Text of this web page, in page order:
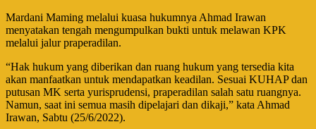
Mardani Maming melalui kuasa hukumnya Ahmad Irawan
menyatakan tengah mengumpulkan bukti untuk melawan KPK
melalui jalur praperadilan.
“Hak hukum yang diberikan dan ruang hukum yang tersedia kita
akan manfaatkan untuk mendapatkan keadilan. Sesuai KUHAP dan
putusan MK serta yurisprudensi, praperadilan salah satu ruangnya.
Namun, saat ini semua masih dipelajari dan dikaji,” kata Ahmad
Irawan, Sabtu (25/6/2022).